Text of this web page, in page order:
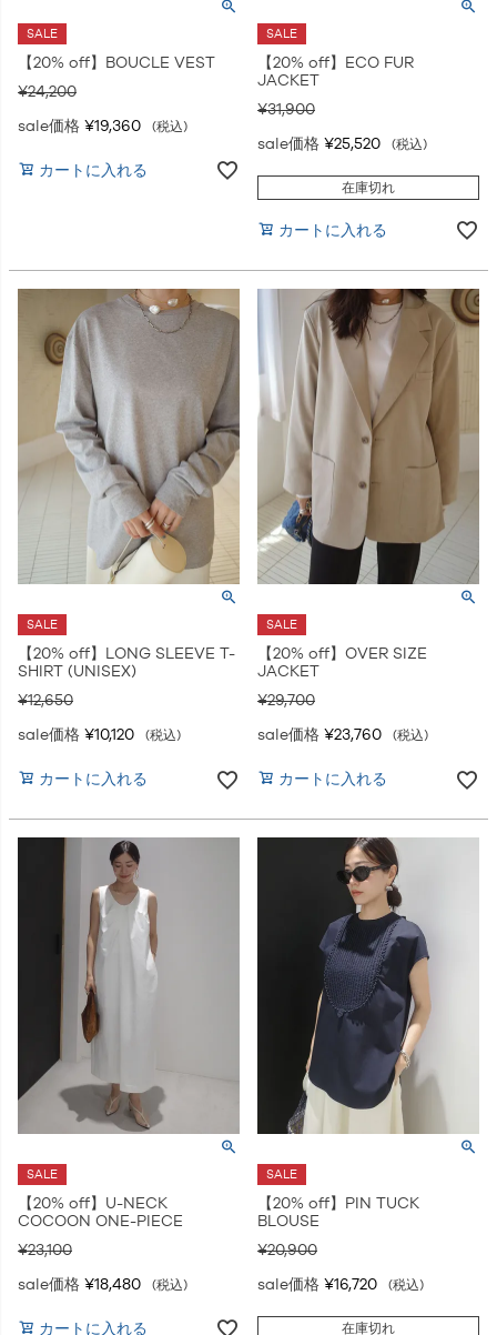
SALE
【20% off】BOUCLE VEST
¥24,200
sale価格 ¥19,360 税込
カートに入れる
SALE
【20% off】ECO FUR
JACKET
¥31,900
sale価格 ¥25,520 税込
在庫切れ
カートに入れる
SALE
【20% off】LONG SLEEVE T-
SHIRT (UNISEX)
¥12,650
sale価格 ¥10,120 税込
カートに入れる
SALE
【20% off】OVER SIZE
JACKET
¥29,700
sale価格 ¥23,760 税込
カートに入れる
SALE
【20% off】U-NECK
COCOON ONE-PIECE
¥23,100
sale価格 ¥18,480 税込
カートに入れる
SALE
【20% off】PIN TUCK
BLOUSE
¥20,900
sale価格 ¥16,720 税込
在庫切れ